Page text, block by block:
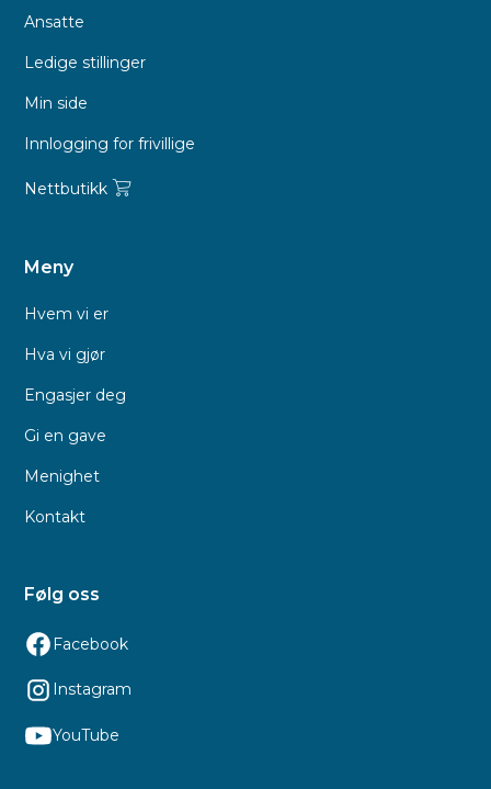
Ansatte
Ledige stillinger
Min side
Innlogging for frivillige
Nettbutikk
Meny
Hvem vi er
Hva vi gjør
Engasjer deg
Gi en gave
Menighet
Kontakt
Følg oss
Facebook
Instagram
YouTube